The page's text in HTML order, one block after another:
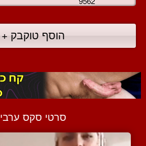
הוסף טוקבק +
סרטי סקס ערבי